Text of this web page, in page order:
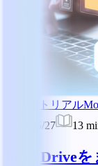
チュートリアル
2025/05/27
13
MobiDrive